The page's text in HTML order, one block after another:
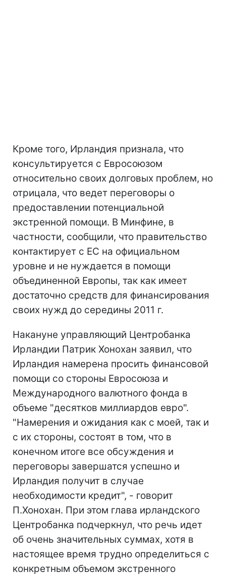
Кроме того, Ирландия признала, что
консультируется с Евросоюзом
относительно своих долговых проблем, но
отрицала, что ведет переговоры о
предоставлении потенциальной
экстренной помощи. В Минфине, в
частности, сообщили, что правительство
контактирует с ЕС на официальном
уровне и не нуждается в помощи
объединенной Европы, так как имеет
достаточно средств для финансирования
своих нужд до середины 2011 г.
Накануне управляющий Центробанка
Ирландии Патрик Хонохан заявил, что
Ирландия намерена просить финансовой
помощи со стороны Евросоюза и
Международного валютного фонда в
объеме "десятков миллиардов евро".
"Намерения и ожидания как с моей, так и
с их стороны, состоят в том, что в
конечном итоге все обсуждения и
переговоры завершатся успешно и
Ирландия получит в случае
необходимости кредит", - говорит
П.Хонохан. При этом глава ирландского
Центробанка подчеркнул, что речь идет
об очень значительных суммах, хотя в
настоящее время трудно определиться с
конкретным объемом экстренного